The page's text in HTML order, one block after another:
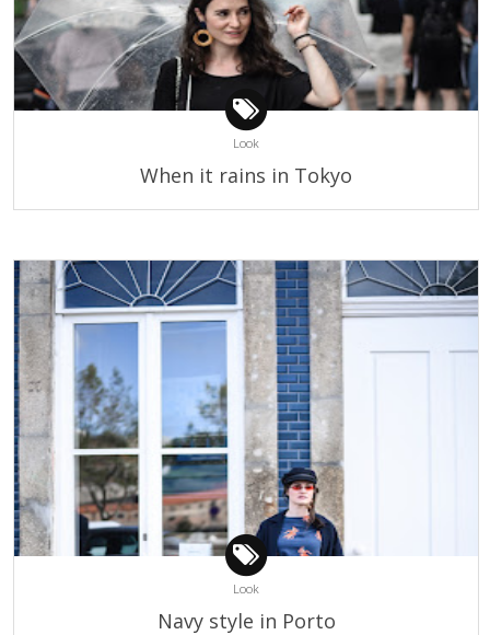
Look
When it rains in Tokyo
Look
Navy style in Porto